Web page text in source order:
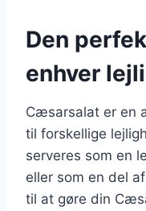
Den
enhver
Cæsarsalat er en
til forskellige
serveres som en
eller som en del
til at gøre din